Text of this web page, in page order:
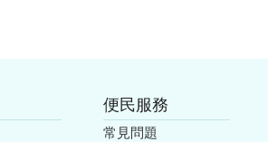
便民服務
常見問題